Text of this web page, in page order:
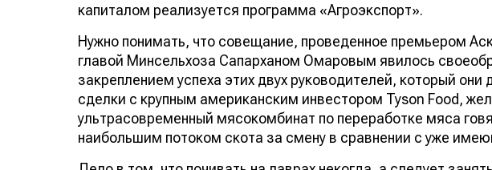
капиталом реализуется программа «Агроэкспорт».
Нужно понимать, что совещание, проведенное премьером
организованное главой Минсельхоза Сапарханом
продолжением – закреплением успеха этих двух
поприще оформления сделки с крупным американским
построить первый ультрасовременный мясокомбинат по
Казахстане, к тому же с наибольшим потоком скота за